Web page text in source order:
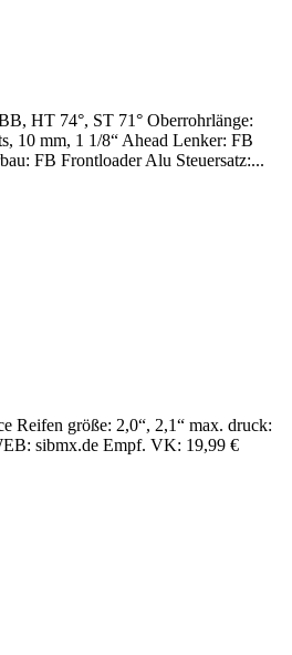
HT 74°, ST 71° Oberrohrlänge:
10 mm, 1 1/8“ Ahead Lenker: FB
FB Frontloader Alu Steuersatz:...
Reifen größe: 2,0“, 2,1“ max. druck:
sibmx.de Empf. VK: 19,99 €